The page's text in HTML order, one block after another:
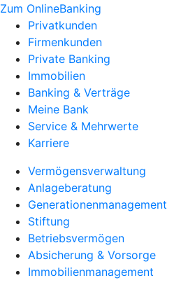
Zum OnlineBanking
Privatkunden
Firmenkunden
Private Banking
Immobilien
Banking & Verträge
Meine Bank
Service & Mehrwerte
Karriere
Vermögensverwaltung
Anlageberatung
Generationenmanagement
Stiftung
Betriebsvermögen
Absicherung & Vorsorge
Immobilienmanagement